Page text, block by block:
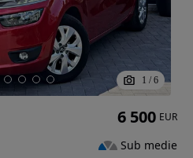
1 / 6
6 500 EUR
Sub medie